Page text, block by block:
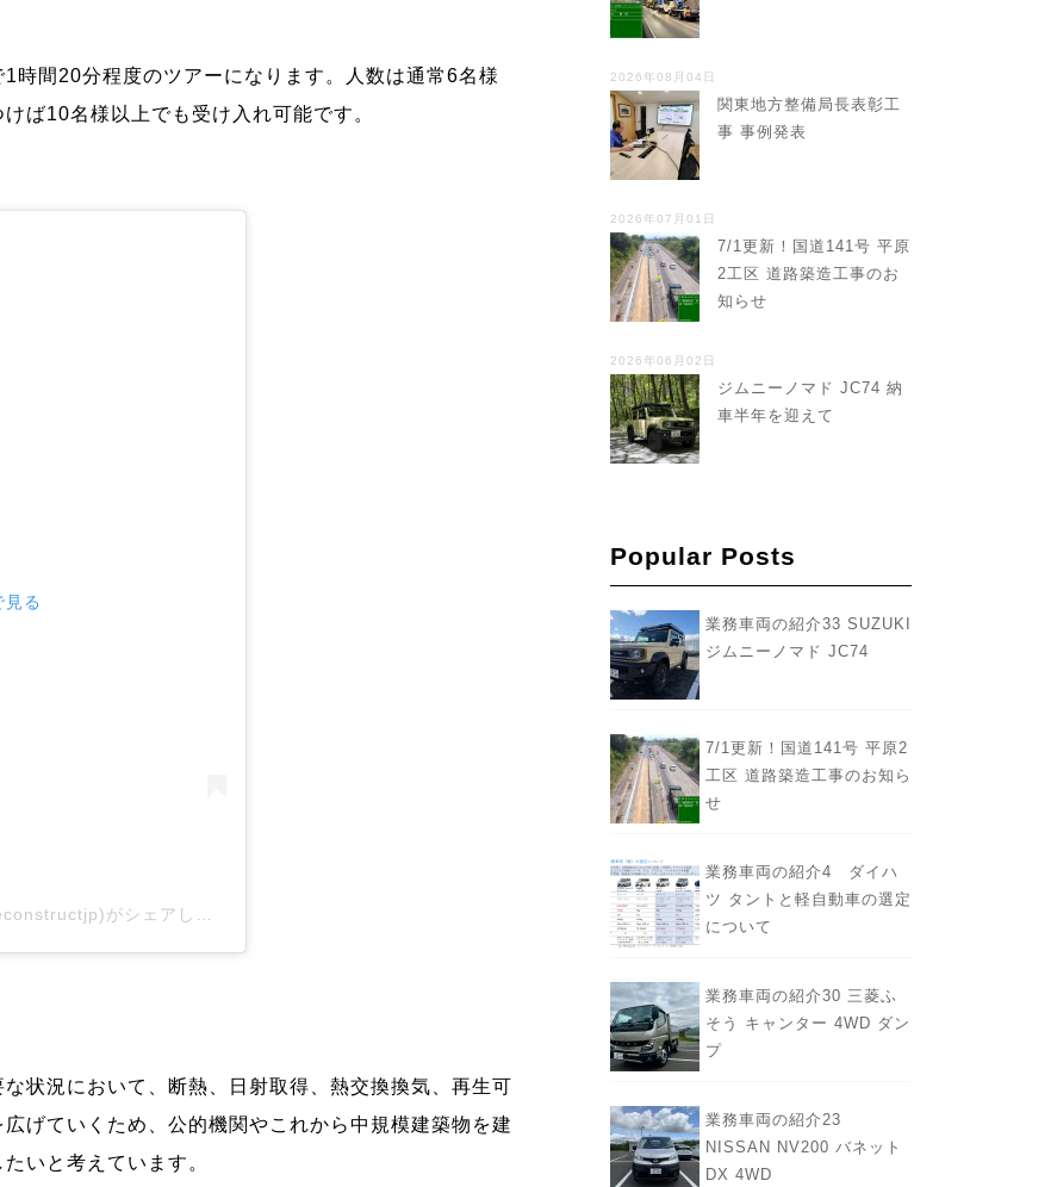
時間20分程度のツアーになります。人数は通常6名様
ば10名様以上でも受け入れ可能です。
る
状況において、断熱、日射取得、熱交換換気、再生可
げていくため、公的機関やこれから中規模建築物を建
いと考えています。
2026年08月04日
関東地方整備局長表彰工
事 事例発表
2026年07月01日
7/1更新！国道141号 平原
2工区 道路築造工事のお
知らせ
2026年06月02日
ジムニーノマド JC74 納
車半年を迎えて
Popular Posts
業務車両の紹介33 SUZUKI
ジムニーノマド JC74
7/1更新！国道141号 平原2
工区 道路築造工事のお知ら
せ
業務車両の紹介4 ダイハ
ツ タントと軽自動車の選定
について
業務車両の紹介30 三菱ふ
そう キャンター 4WD ダン
プ
業務車両の紹介23
NISSAN NV200 バネット
DX 4WD